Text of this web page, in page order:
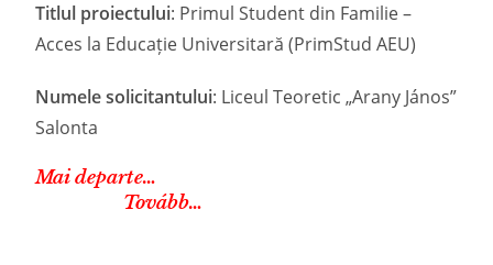
Titlul proiectului: Primul Student din Familie –
Acces la Educație Universitară (PrimStud AEU)
Numele solicitantului: Liceul Teoretic „Arany János”
Salonta
Mai departe…
Tovább…